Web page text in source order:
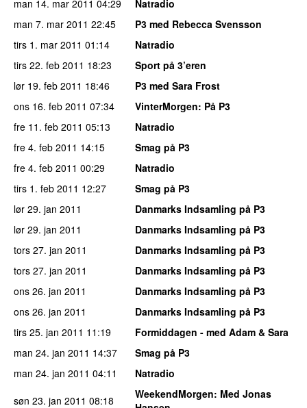
man 14. mar 2011 04:29
Natradio
man 7. mar 2011 22:45
P3 med Rebecca Svensson
tirs 1. mar 2011 01:14
Natradio
tirs 22. feb 2011 18:23
Sport på 3’eren
lør 19. feb 2011 18:46
P3 med Sara Frost
ons 16. feb 2011 07:34 VinterMorgen: På P3
fre 11. feb 2011 05:13
Natradio
fre 4. feb 2011 14:15
Smag på P3
fre 4. feb 2011 00:29
Natradio
tirs 1. feb 2011 12:27
Smag på P3
lør 29. jan 2011
Danmarks Indsamling på P3
lør 29. jan 2011
Danmarks Indsamling på P3
tors 27. jan 2011
Danmarks Indsamling på P3
tors 27. jan 2011
Danmarks Indsamling på P3
ons 26. jan 2011
Danmarks Indsamling på P3
ons 26. jan 2011
Danmarks Indsamling på P3
tirs 25. jan 2011 11:19
Formiddagen - med Adam & Sara
man 24. jan 2011 14:37
Smag på P3
man 24. jan 2011 04:11
Natradio
søn 23. jan 2011 08:18 WeekendMorgen: Med Jonas